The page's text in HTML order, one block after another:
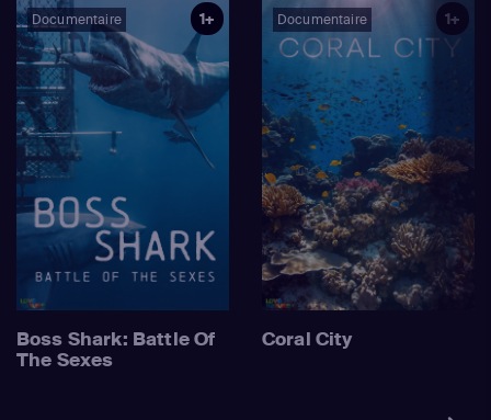
Documentaire 1+
Boss Shark: Battle Of
The Sexes
Documentaire 1+
Coral City